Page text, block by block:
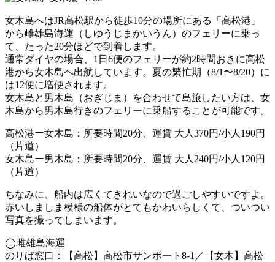
女木島へはJR高松駅から徒歩10分の場所にある「高松港」
から雌雄島海運（しゆうじまかいうん）のフェリーに乗っ
て、たった20分ほどで到着します。
通常ダイヤの場合、1日6便のフェリーが約2時間おきに高松
港から女木島へ出航しています。夏の繁忙期（8/1〜8/20）に
は12便に増便されます。
女木島と男木島（おぎじま）を合わせて島旅したい方は、女
木島から男木島行きのフェリーに乗船することが可能です。
高松港ー女木島：所要時間20分、運賃 大人370円/小人190円
（片道）
女木島ー男木島：所要時間20分、運賃 大人240円/小人120円
（片道）
ちなみに、船内は広くてきれいなので過ごしやすいですよ。
赤いしましま模様の船体がとてもかわいらしくて、ついつい
写真を撮ってしまいます。
◯雌雄島海運
のりば窓口：【高松】高松市サンポート8-1／【女木】高松